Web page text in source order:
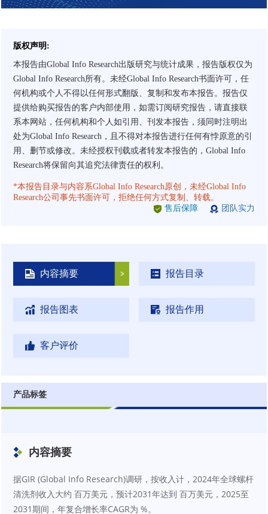
版权声明:
本报告由Global Info Research出版研究与统计成果，报告版权仅为
Global Info Research所有。未经Global Info Research书面许可，任
何机构或个人不得以任何形式翻版、复制和发布本报告。报告仅
提供给购买报告的客户内部使用，如需订阅研究报告，请直接联
系本网站，任何机构和个人如引用、刊发本报告，须同时注明出
处为Global Info Research，且不得对本报告进行任何有悖原意的引
用、删节或修改。未经授权刊载或者转发本报告的，Global Info
Research将保留向其追究法律责任的权利。
*本报告目录与内容系Global Info Research原创，未经Global Info
Research公司事先书面许可，拒绝任何方式复制、转载。
售后保障
团队实力
内容摘要 报告目录
报告图表 报告作用
客户评价
产品标签
内容摘要
据GIR (Global Info Research)调研，按收入计，2024年全球螺杆
清洗剂收入大约 百万美元，预计2031年达到 百万美元，2025至
2031期间，年复合增长率CAGR为 %。